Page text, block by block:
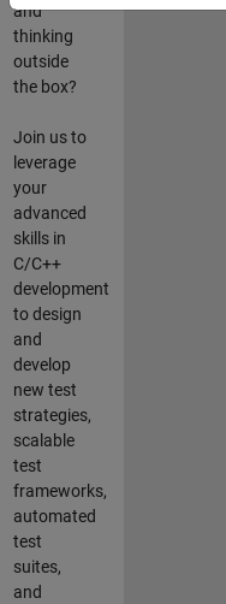
and
thinking
outside
the box?
Join us to
leverage
your
advanced
skills in
C/C++
development
to design
and
develop
new test
strategies,
scalable
test
frameworks,
automated
test
suites,
and